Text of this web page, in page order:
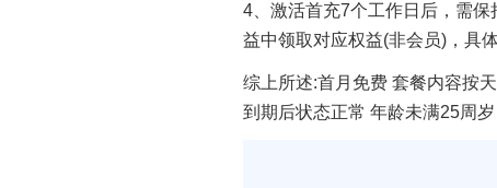
4、激活首充7个工作日后，需
益中领取对应权益(非会员)，具
综上所述:首月免费 套餐内容按
到期后状态正常 年龄未满25周